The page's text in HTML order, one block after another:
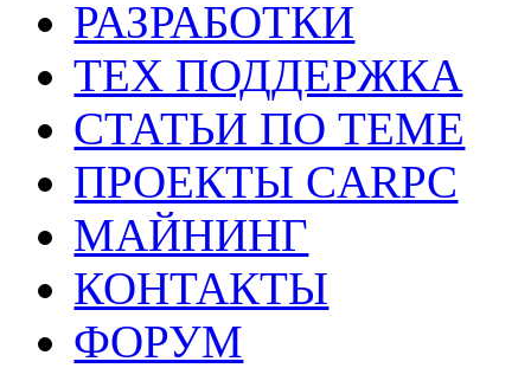
РАЗРАБОТКИ
ТЕХ ПОДДЕРЖКА
СТАТЬИ ПО ТЕМЕ
ПРОЕКТЫ CARPC
МАЙНИНГ
КОНТАКТЫ
ФОРУМ